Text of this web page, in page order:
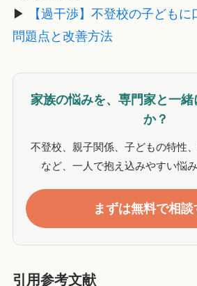
▶
【過干渉】不登校の子どもに
問題点と改善方法
家族の悩みを、専門家と一
か？
不登校、親子関係、子どもの特性
など、一人で抱え込みやすい悩
まずは無料で相談
引用参考文献